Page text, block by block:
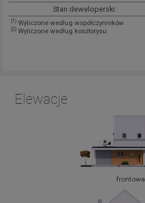
Stan deweloperski:
(1) Wyliczone według współczynników
(2) Wyliczone według kosztorysu
Elewacje
frontowa